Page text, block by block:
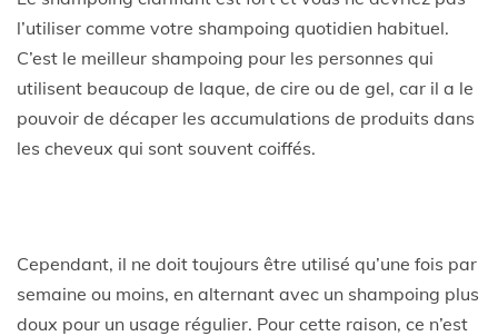
l’utiliser comme votre shampoing quotidien habituel.
C’est le meilleur shampoing pour les personnes qui
utilisent beaucoup de laque, de cire ou de gel, car il a le
pouvoir de décaper les accumulations de produits dans
les cheveux qui sont souvent coiffés.
Cependant, il ne doit toujours être utilisé qu’une fois par
semaine ou moins, en alternant avec un shampoing plus
doux pour un usage régulier. Pour cette raison, ce n’est